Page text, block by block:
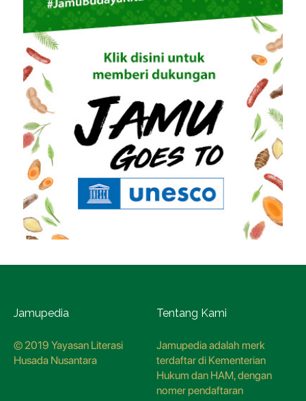
Jamupedia
© 2019 Yayasan Literasi
Husada Nusantara
Tentang Kami
Jamupedia adalah merk
terdaftar di Kementerian
Hukum dan HAM, dengan
nomer pendaftaran